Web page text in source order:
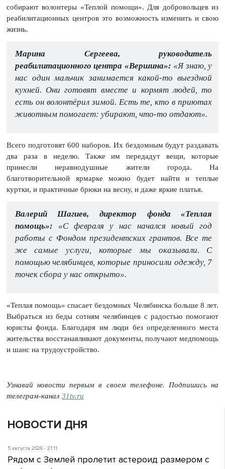
собирают волонтеры «Теплой помощи». Для добровольцев из
реабилитационных центров это возможность изменить и свою
жизнь.
Марина Сергеева, руководитель
реабилитационного центра «Вершина»: «Я знаю, у
нас один мальчик занимается какой-то выездной
кухней. Они готовят вместе и кормят людей, то
есть он волонтёрил зимой. Есть те, кто в приютах
животным помогает: убирают, что-то отдают».
Всего подготовят 600 наборов. Их бездомным будут раздавать
два раза в неделю. Также им передадут вещи, которые
принесли неравнодушные жители города. На
благотворительной ярмарке можно будет найти и теплые
куртки, и практичные брюки на весну, и даже яркие платья.
Валерий Шагиев, директор фонда «Теплая
помощь»: «С февраля у нас начался новый год
работы с Фондом президентских грантов. Все те
же самые услуги, которые мы оказывали. С
помощью челябинцев, которые приносили одежду, 7
точек сбора у нас открыто».
«Теплая помощь» спасает бездомных Челябинска больше 8 лет.
Выбраться из беды сотням челябинцев с радостью помогают
юристы фонда. Благодаря им люди без определенного места
жительства восстанавливают документы, получают медпомощь
и шанс на трудоустройство.
Узнавай новости первым в своем телефоне. Подпишись на
телеграм-канал 31tv.ru
НОВОСТИ ДНЯ
5 августа 2026 - 21:11
Рядом с Землей пролетит астероид размером с